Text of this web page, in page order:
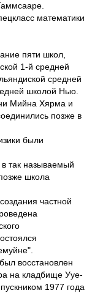
математики
пяти школ,
1-й средней
средней
школой Ныо.
Мийна Хярма и
позже в
были
так называемый
школа
частной
восстановлен
на кладбище Ууе-
1977 года